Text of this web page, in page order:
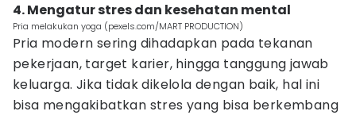
4. Mengatur stres dan kesehatan mental
Pria melakukan yoga (pexels.com/MART PRODUCTION)
Pria modern sering dihadapkan pada tekanan
pekerjaan, target karier, hingga tanggung jawab
keluarga. Jika tidak dikelola dengan baik, hal ini
bisa mengakibatkan stres yang bisa berkembang